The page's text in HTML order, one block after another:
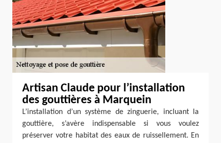
Artisan Claude pour l’installation
des gouttières à Marquein
L’installation d’un système de zinguerie, incluant la
gouttière, s’avère indispensable si vous voulez
préserver votre habitat des eaux de ruissellement. En